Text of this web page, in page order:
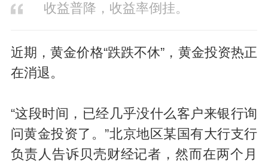
收益普降，收益率倒挂。
近期，黄金价格“跌跌不休”，黄金投资热正
在消退。
“这段时间，已经几乎没什么客户来银行询
问黄金投资了。”北京地区某国有大行支行
负责人告诉贝壳财经记者，然而在两个月